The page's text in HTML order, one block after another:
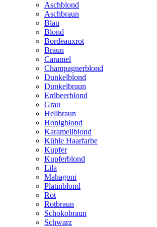
Aschblond
Aschbraun
Blau
Blond
Bordeauxrot
Braun
Caramel
Champagnerblond
Dunkelblond
Dunkelbraun
Erdbeerblond
Grau
Hellbraun
Honigblond
Karamellblond
Kühle Haarfarbe
Kupfer
Kupferblond
Lila
Mahagoni
Platinblond
Rot
Rotbraun
Schokobraun
Schwarz